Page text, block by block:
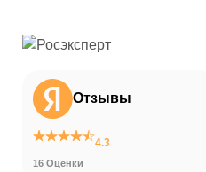
Отзывы
4.3
16 Оценки